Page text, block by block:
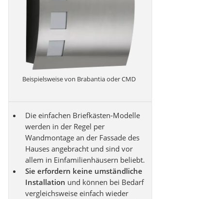
Beispielsweise von Brabantia oder CMD
Die einfachen Briefkästen-Modelle
werden in der Regel per
Wandmontage an der Fassade des
Hauses angebracht und sind vor
allem in Einfamilienhäusern beliebt.
Sie erfordern keine umständliche
Installation und können bei Bedarf
vergleichsweise einfach wieder